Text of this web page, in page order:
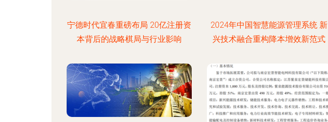
宁德时代宜春重磅布局 20亿注册资
本背后的战略棋局与行业影响
2024年中国智慧能源管理系统 新
兴技术融合重构降本增效新范式